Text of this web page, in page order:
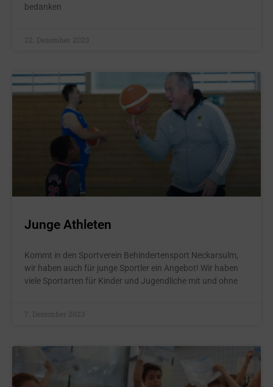
bedanken
22. Dezember 2023
Junge Athleten
Kommt in den Sportverein Behindertensport Neckarsulm,
wir haben auch für junge Sportler ein Angebot! Wir haben
viele Sportarten für Kinder und Jugendliche mit und ohne
7. Dezember 2023